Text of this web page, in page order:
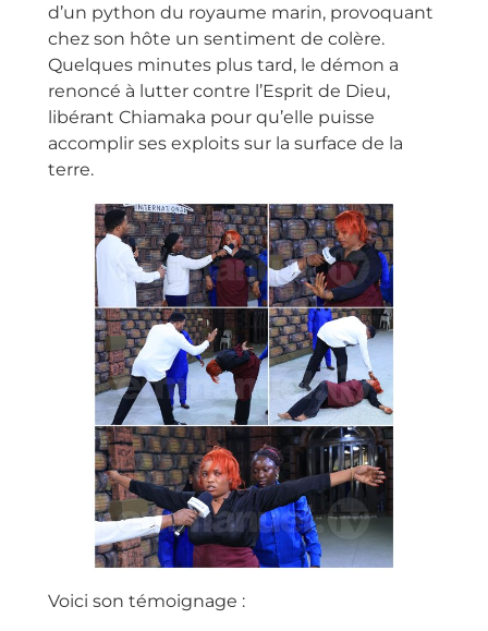
d’un python du royaume marin, provoquant
chez son hôte un sentiment de colère.
Quelques minutes plus tard, le démon a
renoncé à lutter contre l’Esprit de Dieu,
libérant Chiamaka pour qu’elle puisse
accomplir ses exploits sur la surface de la
terre.
Voici son témoignage :